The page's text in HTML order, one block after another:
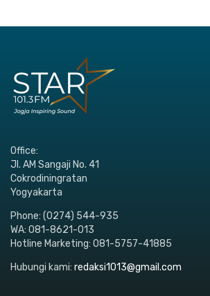
Office:
Jl. AM Sangaji No. 41
Cokrodiningratan
Yogyakarta
Phone: (0274) 544-935
WA: 081-8621-013
Hotline Marketing: 081-5757-41885
Hubungi kami: redaksi1013@gmail.com